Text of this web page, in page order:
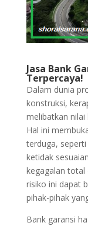
Jasa Bank
Terpercaya!
Dalam dunia
konstruksi,
melibatkan nilai
Hal ini
terduga,
ketidak
kegagalan total
risiko ini dapat
pihak-pihak
Bank garansi